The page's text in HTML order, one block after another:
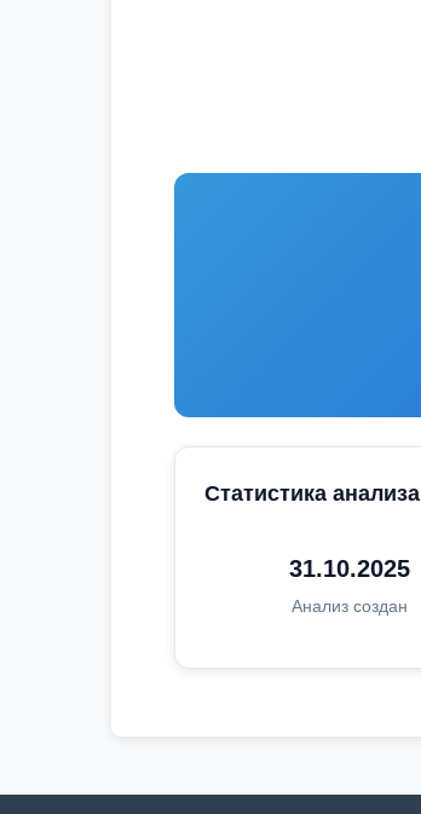
Статистика анализа
31.10.2025
Анализ создан